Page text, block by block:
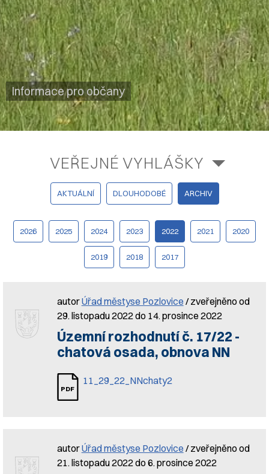
Informace pro občany
VEŘEJNÉ VYHLÁŠKY
AKTUÁLNÍ DLOUHODOBÉ ARCHIV
2026 2025 2024 2023 2022 2021 2020
2019 2018 2017
autorÚřad městyse Pozlovice / zveřejněno od
29. listopadu 2022 do 14. prosince 2022
Územní rozhodnutí č. 17/22 -
chatová osada, obnova NN
11_29_22_NNchaty2
autorÚřad městyse Pozlovice / zveřejněno od
21. listopadu 2022 do 6. prosince 2022